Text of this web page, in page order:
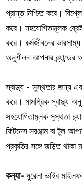
প্রান্ত নিশ্চিত করে।
করে। সহযোগিতামূলক
করে। কর্মজীবনের
অনুশীলন আপনার
স্বাস্থ্য - সুস্থতার জন্য
করে। সামগ্রিক স্বাস্থ্য
সহযোগিতামূলক সুস্থতা
ফিটনেস সরঞ্জাম বা টুল
প্রকৃতির সঙ্গে জড়িত থাকা
কন্যা-সুরেলা ভাইব